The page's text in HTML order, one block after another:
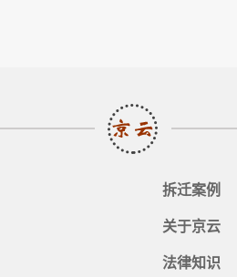
拆迁案例
关于京云
法律知识